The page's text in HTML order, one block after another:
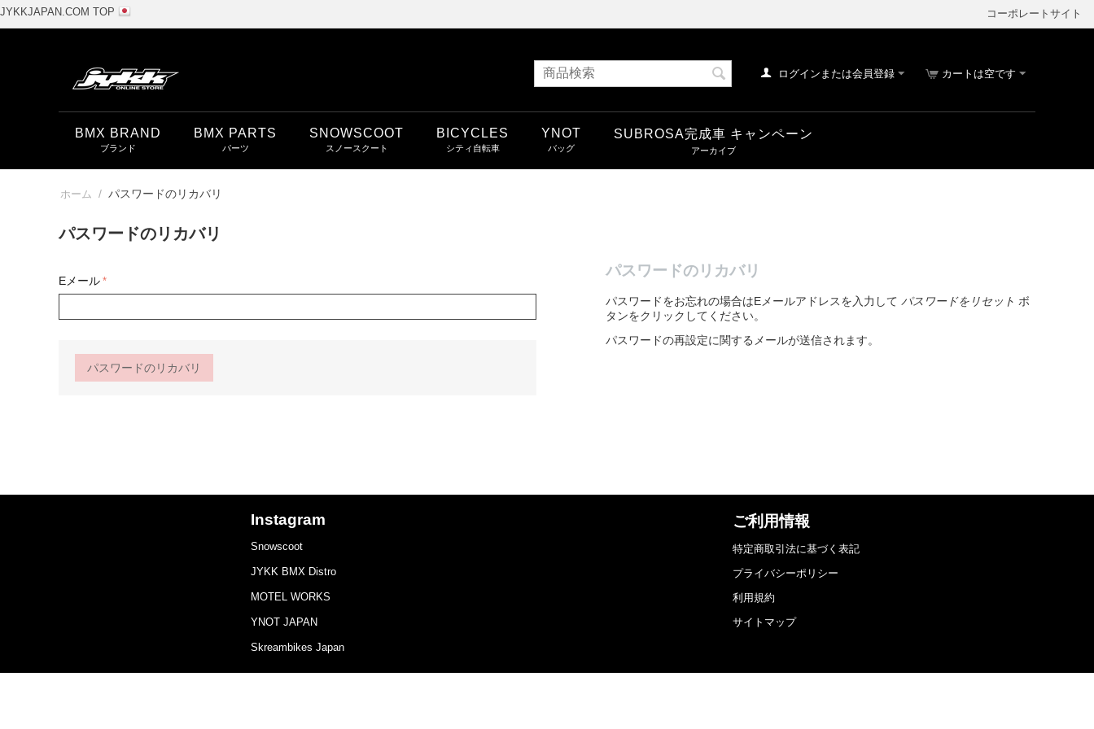
JYKKJAPAN.COM TOP コーポレートサイト
カートは空です
ログインまたは会員登録
BMX BRAND BMX PARTS SNOWSCOOT BICYCLES YNOT SUBROSA完成車 キャンペーン
ホーム / パスワードのリカバリ
パスワードのリカバリ
Eメール
パスワードのリカバリ
パスワードのリカバリ
パスワードをお忘れの場合はEメールアドレスを入力して パスワードをリセット ボ
タンをクリックしてください。
パスワードの再設定に関するメールが送信されます。
Instagram
Snowscoot
JYKK BMX Distro
MOTEL WORKS
YNOT JAPAN
Skreambikes Japan
ご利用情報
特定商取引法に基づく表記
プライバシーポリシー
利用規約
サイトマップ